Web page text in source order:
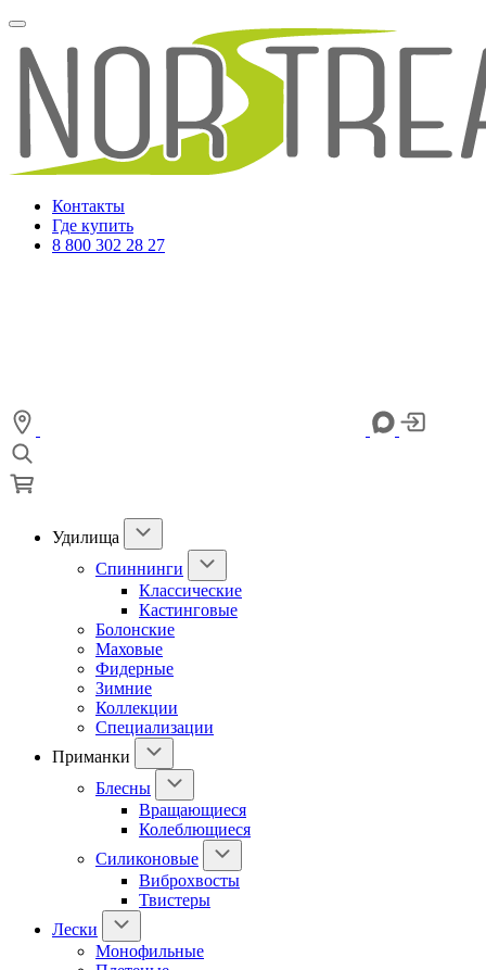
Контакты
Где купить
8 800 302 28 27
Удилища
Спиннинги
Классические
Кастинговые
Болонские
Маховые
Фидерные
Зимние
Коллекции
Специализации
Приманки
Блесны
Вращающиеся
Колеблющиеся
Силиконовые
Виброхвосты
Твистеры
Лески
Монофильные